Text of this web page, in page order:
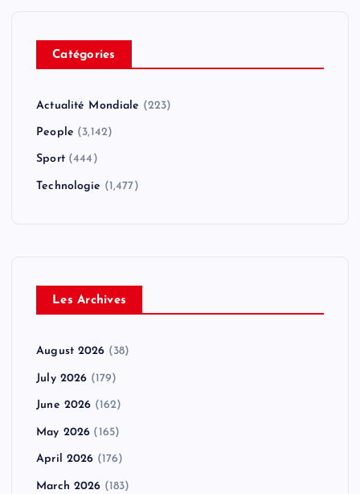
Catégories
Actualité Mondiale (223)
People (3,142)
Sport(444)
Technologie (1,477)
Les Archives
August 2026 (38)
July 2026 (179)
June 2026 (162)
May 2026 (165)
April 2026 (176)
March 2026 (183)